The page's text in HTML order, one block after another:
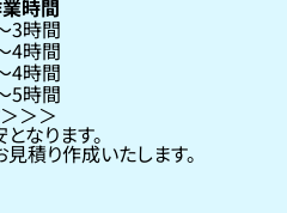
時間
3時間
4時間
4時間
5時間
なります。
積り作成いたします。